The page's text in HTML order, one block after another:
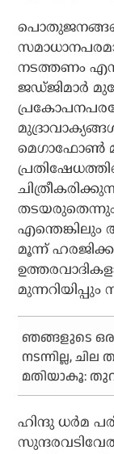
നടത്തണം
ജഡ്ജിമാർ
മെഗാഫോൺ
മൂന്ന്
മുന്നറിയിപ്പും
ഞങ്ങളുടെ
നടന്നില്ല,
മതിയാകൂ:
ഹിന്ദു ധർമ